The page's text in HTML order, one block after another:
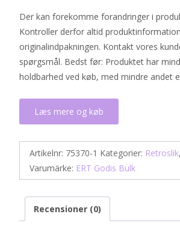
Der kan forekomme forandringer i
Kontroller derfor altid
originalindpakningen. Kontakt vores
spørgsmål. Bedst før: Produktet har
holdbarhed ved køb, med mindre andet
Læs mere og køb
Artikelnr: 75370-1 Kategorier: Retroslik,
Varumärke: ERT Godis Bulk
Recensioner (0)